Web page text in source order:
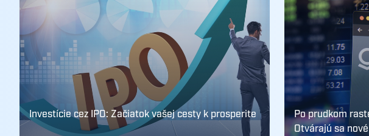
Investície cez IPO: Začiatok vašej cesty k prosperite
Po prudkom
Otvárajú sa